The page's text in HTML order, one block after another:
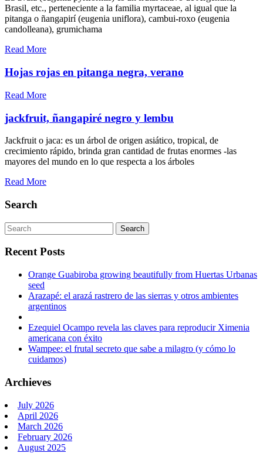
Brasil, etc., perteneciente a la familia myrtaceae, al igual que la
pitanga o ñangapirí (eugenia uniflora), cambui-roxo (eugenia
candolleana), grumichama
Read More
Hojas rojas en pitanga negra, verano
Read More
jackfruit, ñangapiré negro y lembu
Jackfruit o jaca: es un árbol de origen asiático, tropical, de
crecimiento rápido, brinda gran cantidad de frutas enormes -las
mayores del mundo en lo que respecta a los árboles
Read More
Search
Search
Recent Posts
Orange Guabiroba growing beautifully from Huertas Urbanas
seed
Arazapé: el arazá rastrero de las sierras y otros ambientes
argentinos
Ezequiel Ocampo revela las claves para reproducir Ximenia
americana con éxito
Wampee: el frutal secreto que sabe a milagro (y cómo lo
cuidamos)
Archieves
July 2026
April 2026
March 2026
February 2026
August 2025